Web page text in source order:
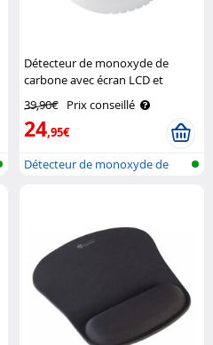
Détecteur de monoxyde de
carbone avec écran LCD et
alarme COM-16 VisorTech
39,90€ Prix conseillé
24,95€
Détecteur de monoxyde de